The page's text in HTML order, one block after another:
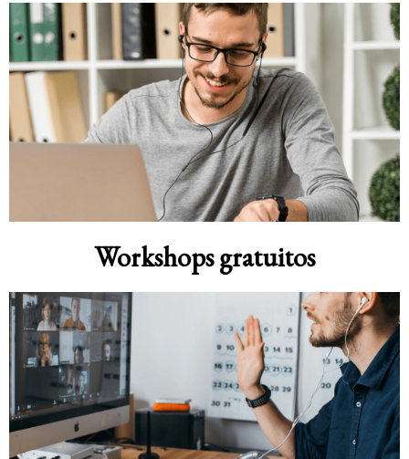
Workshops gratuitos